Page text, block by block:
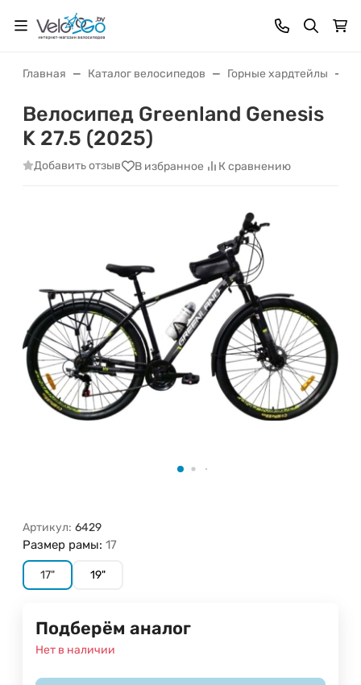
Главная Каталог велосипедов Горные хардтейлы
Велосипед Greenland Genesis
K 27.5 (2025)
Добавить отзыв В избранное К сравнению
Артикул: 6429
Размер рамы: 17
17" 19"
Подберём аналог
Нет в наличии